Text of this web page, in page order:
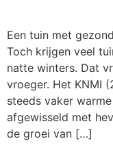
Een tuin met
Toch krijgen veel
natte winters. Dat
vroeger. Het KNMI
steeds vaker
afgewisseld met
de groei van […]